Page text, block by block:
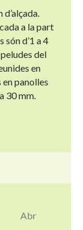
a la part
d’1 a 4
del
en
panolles
30 mm.
Abr